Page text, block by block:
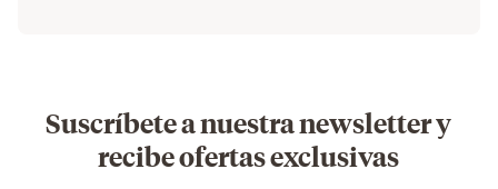
Suscríbete a nuestra newsletter y
recibe ofertas exclusivas